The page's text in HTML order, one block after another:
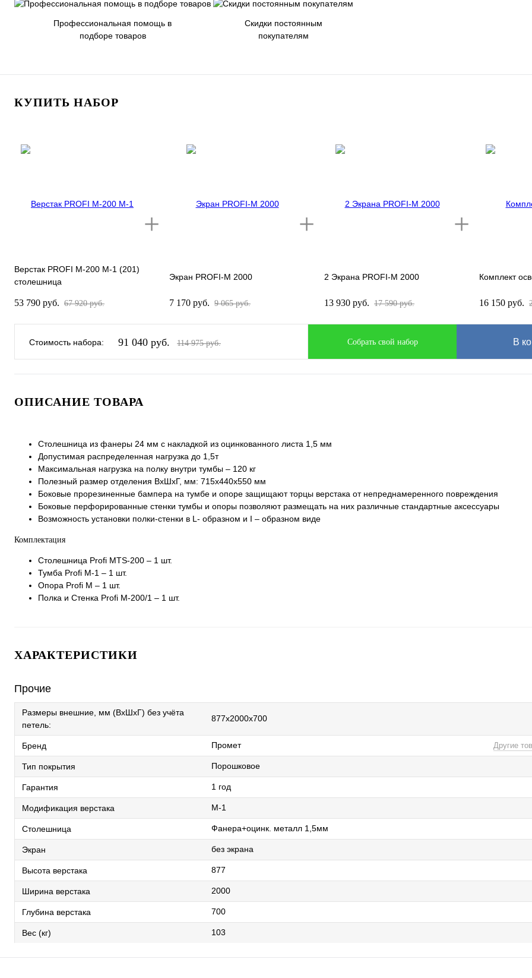
Профессиональная помощь в
подборе товаров
Скидки постоянным
покупателям
КУПИТЬ НАБОР
Верстак PROFI M-200 М-1 (201)
столешница
1,5мм/877x2000x700мм
53 790 руб. 67 920 руб.
Экран PROFI-M 2000
7 170 руб. 9 065 руб.
2 Экрана PROFI-M 2000
13 930 руб. 17 590 руб.
Комплект
16 150 руб.
Стоимость набора: 91 040 руб. 114 975 руб. В
Собрать свой набор
ОПИСАНИЕ ТОВАРА
Столешница из фанеры 24 мм с накладкой из оцинкованного листа 1,5 мм
Допустимая распределенная нагрузка до 1,5т
Максимальная нагрузка на полку внутри тумбы – 120 кг
Полезный размер отделения ВхШхГ, мм: 715х440х550 мм
Боковые прорезиненные бампера на тумбе и опоре защищают торцы верстака от непреднамеренного повреждения
Боковые перфорированные стенки тумбы и опоры позволяют размещать на них различные стандартные аксессуары
Возможность установки полки-стенки в L- образном и I – образном виде
Комплектация
Столешница Profi MTS-200 – 1 шт.
Тумба Profi M-1 – 1 шт.
Опора Profi M – 1 шт.
Полка и Стенка Profi M-200/1 – 1 шт.
ХАРАКТЕРИСТИКИ
Прочие
Размеры внешние, мм (ВхШхГ) без учёта
петель:
877x2000x700
Бренд Промет Другие
Тип покрытия Порошковое
Гарантия 1 год
Модификация верстака М-1
Столешница Фанера+оцинк. металл 1,5мм
Экран без экрана
Высота верстака 877
Ширина верстака 2000
Глубина верстака 700
Вес (кг) 103